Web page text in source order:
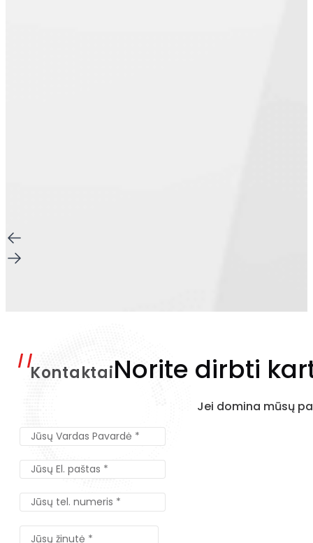
KontaktaiNorite dirbti
Jei domina mūsų